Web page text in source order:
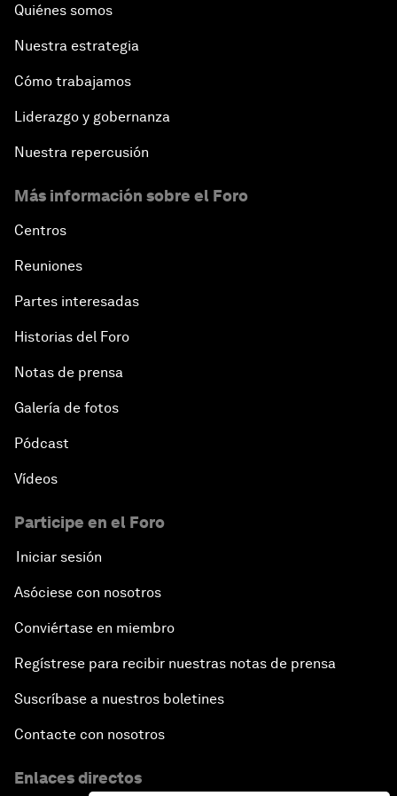
Quiénes somos
Nuestra estrategia
Cómo trabajamos
Liderazgo y gobernanza
Nuestra repercusión
Más información sobre el Foro
Centros
Reuniones
Partes interesadas
Historias del Foro
Notas de prensa
Galería de fotos
Pódcast
Vídeos
Participe en el Foro
Iniciar sesión
Asóciese con nosotros
Conviértase en miembro
Regístrese para recibir nuestras notas de prensa
Suscríbase a nuestros boletines
Contacte con nosotros
Enlaces directos